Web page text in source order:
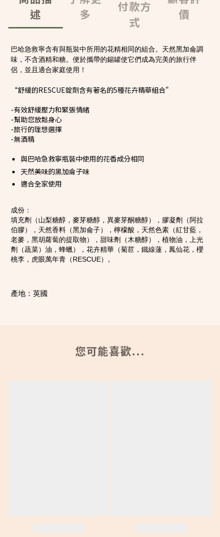
述
多
付款方
式
價
巴哈急救寧含有與瓶裝中所用的花精相同的組合。天然黑加侖調
味，不含酒精和糖。便於攜帶的錫罐使它們成為完美的旅行伴
侶，並且適合家庭使用！
“舒緩的RESCUE錠劑含有著名的5種花卉精華組合"
-有效舒緩壓力和緊張情緒
-幫助您放鬆身心
-旅行的理想選擇
-無酒精
與巴哈急救寧瓶裝中使用的花香成分相同
天然美味的黑加侖子味
適合全家使用
成份：
填充劑（山梨糖醇，麥芽糖醇，異麥芽酮糖醇），膠凝劑（阿拉
伯膠），天然香料（黑加侖子），檸檬酸，天然色素（紅甘藍，
老麥，黑胡蘿蔔的提取物），甜味劑（木糖醇），植物油，上光
劑（蔬菜）油，蜂蠟），花卉精華（菊苣，鐵線蓮，鳳仙花，櫻
桃李，虎眼萬年青（RESCUE）。
產地：英國
您可能喜歡...